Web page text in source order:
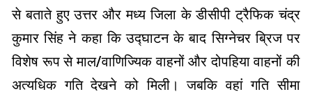
से बताते हुए उत्तर और मध्य जिला के डीसीपी ट्रैफिक चंद्र
कुमार सिंह ने कहा कि उद्घाटन के बाद सिग्नेचर ब्रिज पर
विशेष रूप से माल/वाणिज्यिक वाहनों और दोपहिया वाहनों की
अत्यधिक गति देखने को मिली। जबकि वहां गति सीमा